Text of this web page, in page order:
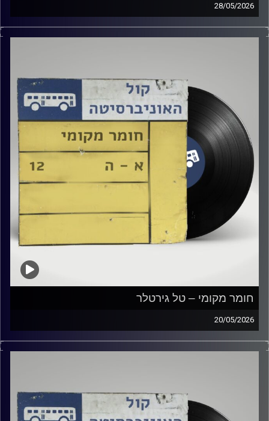
28/05/2026
שעה של מוזיקה ישראלית עם טל גירטלר
חומר מקומי – טל גירטלר
20/05/2026
שעה של מוזיקה ישראלית עם טל גירטלר